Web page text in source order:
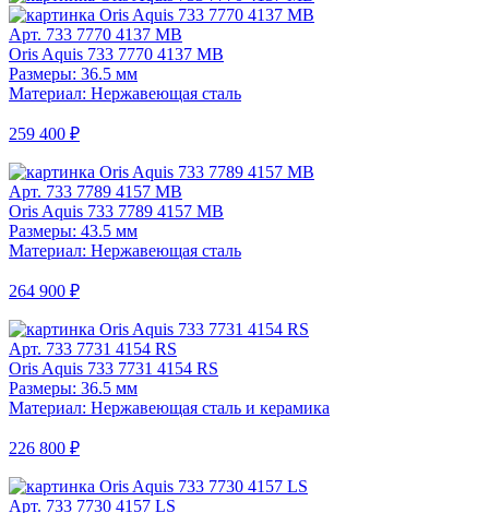
Арт. 733 7770 4137 MB
Oris Aquis 733 7770 4137 MB
Размеры: 36.5 мм
Материал: Нержавеющая сталь
259 400 ₽
Арт. 733 7789 4157 MB
Oris Aquis 733 7789 4157 MB
Размеры: 43.5 мм
Материал: Нержавеющая сталь
264 900 ₽
Арт. 733 7731 4154 RS
Oris Aquis 733 7731 4154 RS
Размеры: 36.5 мм
Материал: Нержавеющая сталь и керамика
226 800 ₽
Арт. 733 7730 4157 LS